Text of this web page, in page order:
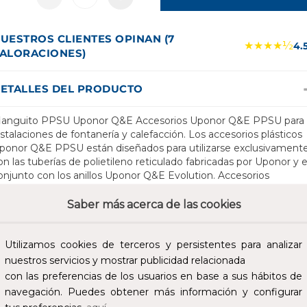
Saber más acerca de las cookies
Utilizamos cookies de terceros y persistentes para analizar
nuestros servicios y mostrar publicidad relacionada
con las preferencias de los usuarios en base a sus hábitos de
navegación. Puedes obtener más información y configurar
CLIENTES OPINAN (7
★★★★½
DEL PRODUCTO
PPSU Uponor Q&E Accesorios Uponor Q&E PPSU para
de fontanería y calefacción. Los accesorios plásticos
Q&E PPSU están diseñados para utilizarse
las tuberías de polietileno reticulado fabricadas por Uponor y
con los anillos Uponor Q&E Evolution. Accesorios
Uponor Q&E PPSU son aptos para su instalación en
Comfort Pipe y Minitec Comfort Pipe) y los anillos Uponor
Evolution en instalaciones de fontanería, calefacción por
y sistemas de climatización radiantes. El sistema Uponor
y los accesorios como parte de dicho sistema, cumple
la norma UNE EN ISO 15875 y está certificado por AENOR.